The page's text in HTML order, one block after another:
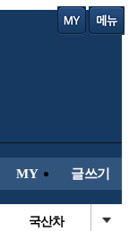
MY 글쓰기
국산차